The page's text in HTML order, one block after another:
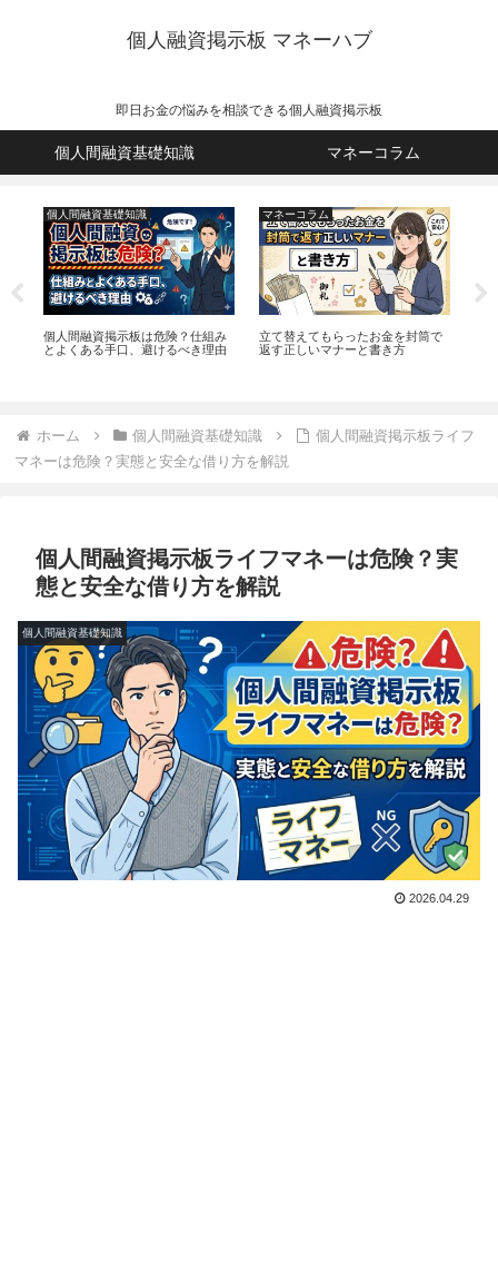
個人融資掲示板 マネーハブ
即日お金の悩みを相談できる個人融資掲示板
個人間融資基礎知識 マネーコラム
個人間融資基礎知識
個人間融資掲示板は危険？仕組み
とよくある手口、避けるべき理由
マネーコラム
立て替えてもらったお金を封筒で
返す正しいマナーと書き方
ホーム 個人間融資基礎知識
個人間融資掲示板ライフ
マネーは危険？実態と安全な借り方を解説
個人間融資掲示板ライフマネーは危険？実
態と安全な借り方を解説
個人間融資基礎知識
2026.04.29